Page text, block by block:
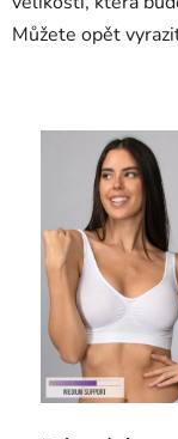
Můžete opět